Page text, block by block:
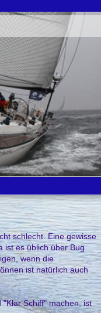
schlecht . Eine gewisse
ist es üblich über Bug
wenn die
ist natürlich auch
Schiff" machen, ist